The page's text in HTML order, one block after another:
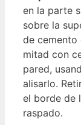
en la parte
sobre la
de cemento
mitad con
pared,
alisarlo.
el borde de
raspado.